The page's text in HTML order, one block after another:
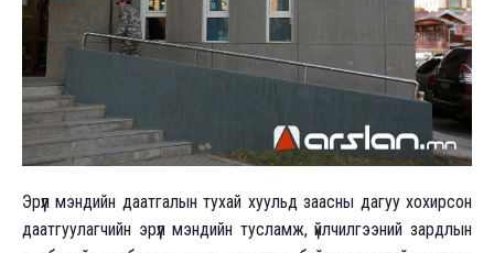
Эрүүл мэндийн даатгалын тухай хуульд заасны дагуу хохирсон
даатгуулагчийн эрүүл мэндийн тусламж, үйлчилгээний зардлын